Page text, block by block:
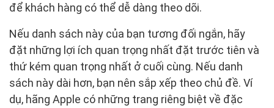
để khách hàng có thể dễ dàng theo dõi.
Nếu danh sách này của bạn tương đối ngắn, hãy
đặt những lợi ích quan trọng nhất đặt trước tiên và
thứ kém quan trọng nhất ở cuối cùng. Nếu danh
sách này dài hơn, bạn nên sắp xếp theo chủ đề. Ví
dụ, hãng Apple có những trang riêng biệt về đặc